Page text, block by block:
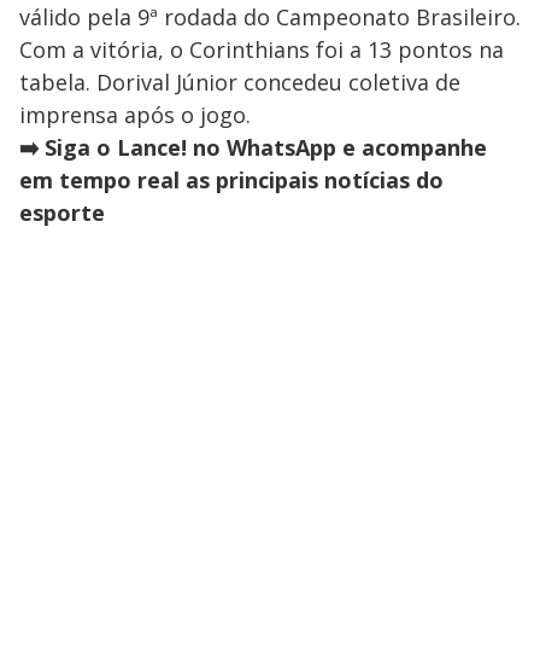
válido pela 9ª rodada do Campeonato Brasileiro.
Com a vitória, o Corinthians foi a 13 pontos na
tabela. Dorival Júnior concedeu coletiva de
imprensa após o jogo.
➡️ Siga o Lance! no WhatsApp e acompanhe
em tempo real as principais notícias do
esporte